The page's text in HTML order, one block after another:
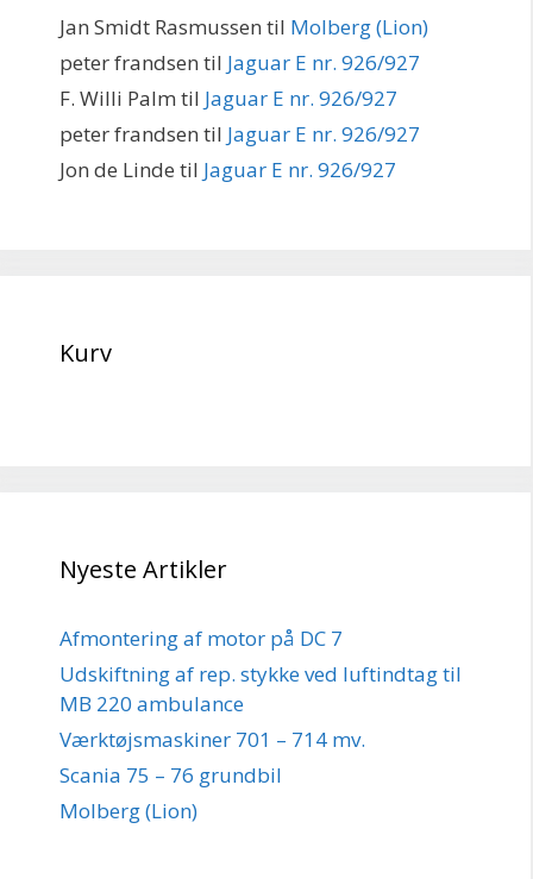
Jan Smidt Rasmussen til Molberg (Lion)
peter frandsen til Jaguar E nr. 926/927
F. Willi Palm til Jaguar E nr. 926/927
peter frandsen til Jaguar E nr. 926/927
Jon de Linde til Jaguar E nr. 926/927
Kurv
Nyeste Artikler
Afmontering af motor på DC 7
Udskiftning af rep. stykke ved luftindtag til
MB 220 ambulance
Værktøjsmaskiner 701 – 714 mv.
Scania 75 – 76 grundbil
Molberg (Lion)